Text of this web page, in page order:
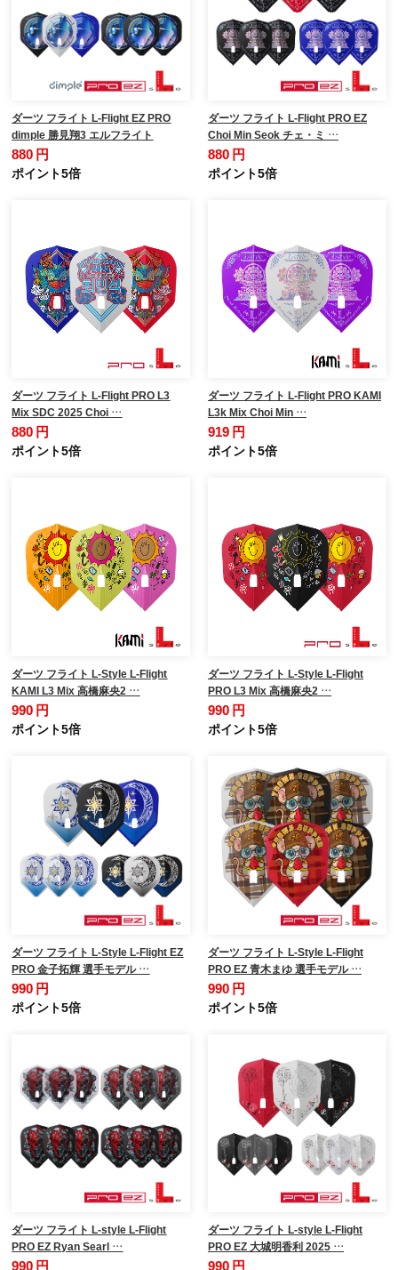
ダーツ フライト L-Flight EZ PRO
dimple 勝見翔3 エルフライト
880 円
ポイント5倍
ダーツ フライト L-Flight PRO EZ
Choi Min Seok チェ・ミ …
880 円
ポイント5倍
ダーツ フライト L-Flight PRO L3
Mix SDC 2025 Choi …
880 円
ポイント5倍
ダーツ フライト L-Flight PRO KAMI
L3k Mix Choi Min …
919 円
ポイント5倍
ダーツ フライト L-Style L-Flight
KAMI L3 Mix 高橋麻央2 …
990 円
ポイント5倍
ダーツ フライト L-Style L-Flight
PRO L3 Mix 高橋麻央2 …
990 円
ポイント5倍
ダーツ フライト L-Style L-Flight EZ
PRO 金子拓輝 選手モデル …
990 円
ポイント5倍
ダーツ フライト L-Style L-Flight
PRO EZ 青木まゆ 選手モデル …
990 円
ポイント5倍
ダーツ フライト L-style L-Flight
PRO EZ Ryan Searl …
990 円
ダーツ フライト L-style L-Flight
PRO EZ 大城明香利 2025 …
990 円